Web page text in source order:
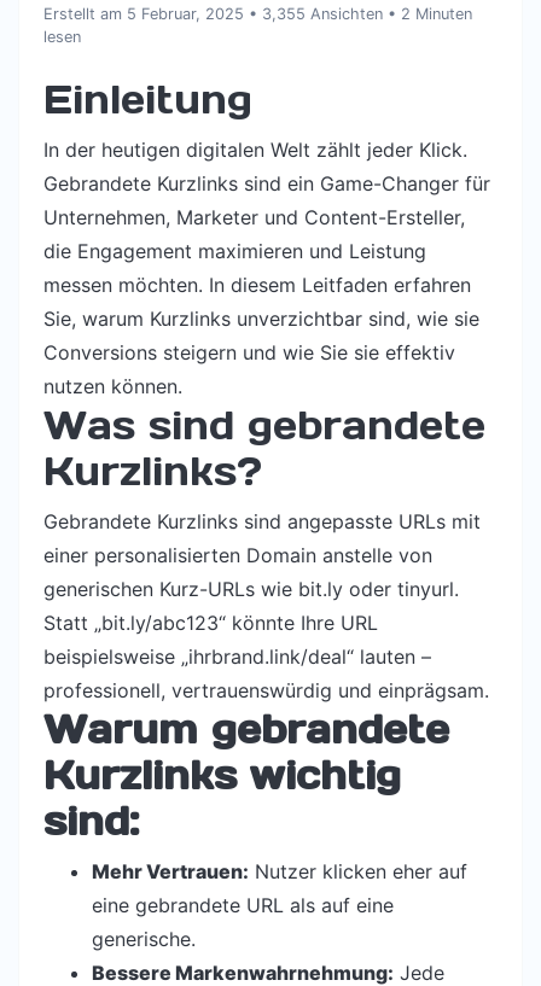
Erstellt am 5 Februar, 2025 • 3,355 Ansichten • 2 Minuten
lesen
Einleitung
In der heutigen digitalen Welt zählt jeder Klick.
Gebrandete Kurzlinks sind ein Game-Changer für
Unternehmen, Marketer und Content-Ersteller,
die Engagement maximieren und Leistung
messen möchten. In diesem Leitfaden erfahren
Sie, warum Kurzlinks unverzichtbar sind, wie sie
Conversions steigern und wie Sie sie effektiv
nutzen können.
Was sind gebrandete
Kurzlinks?
Gebrandete Kurzlinks sind angepasste URLs mit
einer personalisierten Domain anstelle von
generischen Kurz-URLs wie bit.ly oder tinyurl.
Statt „bit.ly/abc123“ könnte Ihre URL
beispielsweise „ihrbrand.link/deal“ lauten –
professionell, vertrauenswürdig und einprägsam.
Warum gebrandete
Kurzlinks wichtig
sind:
Mehr Vertrauen: Nutzer klicken eher auf
eine gebrandete URL als auf eine
generische.
Bessere Markenwahrnehmung: Jede